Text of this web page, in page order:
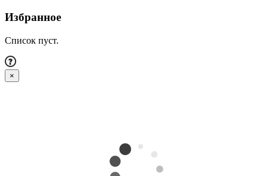
Избранное
Список пуст.
×